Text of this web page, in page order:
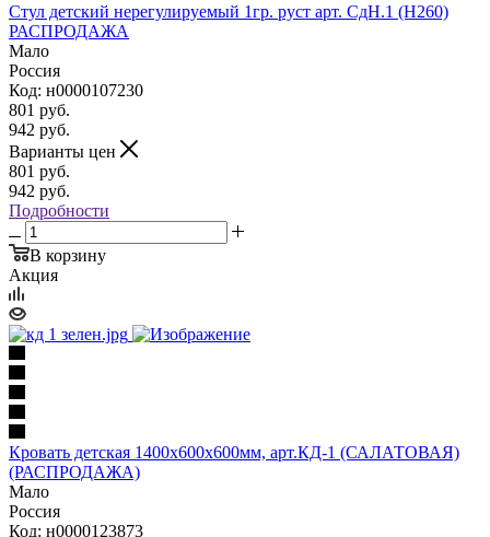
Стул детский нерегулируемый 1гр. руст арт. СдН.1 (Н260)
РАСПРОДАЖА
Мало
Россия
Код: н0000107230
801 руб.
942 руб.
Варианты цен
801 руб.
942 руб.
Подробности
В корзину
Акция
Кровать детская 1400х600х600мм, арт.КД-1 (САЛАТОВАЯ)
(РАСПРОДАЖА)
Мало
Россия
Код: н0000123873